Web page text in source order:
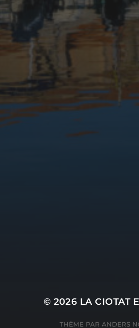
© 2026 LA CIOTAT
THÈME PAR ANDERS